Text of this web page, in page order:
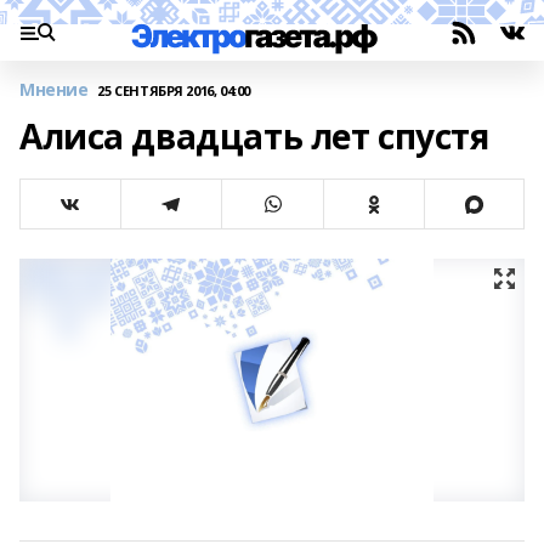
Мнение 25 СЕНТЯБРЯ 2016, 04:00
Алиса двадцать лет спустя